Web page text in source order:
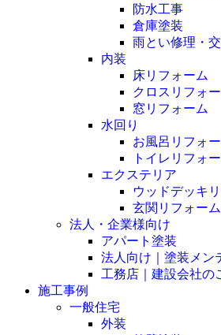
防水工事
倉庫塗装
雨とい修理・
内装
床リフォーム
クロスリフォ
窓リフォーム
水回り
お風呂リフォ
トイレリフォ
エクステリア
ウッドデッキ
玄関リフォーム
法人・企業様向け
アパート塗装
法人向け｜塗装メン
工務店｜建設会社の
施工事例
一般住宅
外装